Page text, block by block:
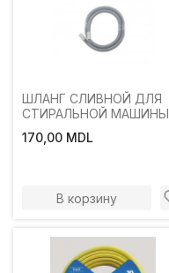
ШЛАНГ СЛИВНОЙ ДЛЯ
СТИРАЛЬНОЙ МАШИНЫ
170,00 MDL
В корзину